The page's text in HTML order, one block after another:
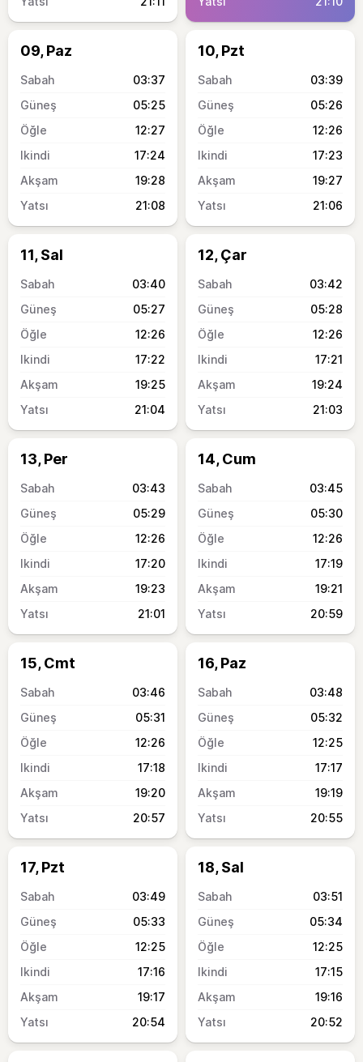
09, Paz
03:37
05:25
12:27
17:24
19:28
21:08
10, Pzt
03:39
05:26
12:26
17:23
19:27
21:06
11, Sal
03:40
05:27
12:26
17:22
19:25
21:04
12, Çar
03:42
05:28
12:26
17:21
19:24
21:03
13, Per
03:43
05:29
12:26
17:20
19:23
21:01
14, Cum
03:45
05:30
12:26
17:19
19:21
20:59
15, Cmt
03:46
05:31
12:26
17:18
19:20
20:57
16, Paz
03:48
05:32
12:25
17:17
19:19
20:55
17, Pzt
03:49
05:33
12:25
17:16
19:17
20:54
18, Sal
03:51
05:34
12:25
17:15
19:16
20:52